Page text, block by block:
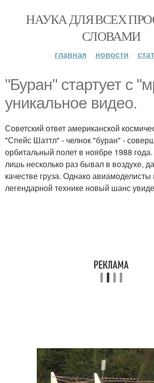
НАУКА ДЛЯ ВСЕХ
СЛОВАМИ
главная новости
"Буран" стартует с
уникальное видео.
Советский ответ американской
"Спейс Шаттл" - челнок "буран" -
орбитальный полет в ноябре 1988
лишь несколько раз бывал в воздухе,
качестве груза. Однако
легендарной технике новый шанс